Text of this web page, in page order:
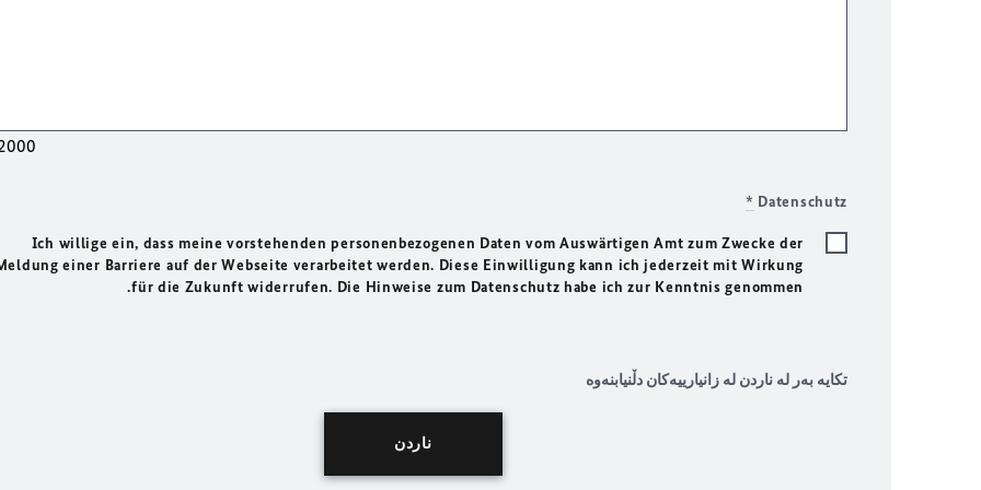
Datenschutz
*
Ich willige ein, dass meine vorstehenden personenbezogenen Daten vom Auswärtigen Amt zum Zwecke der
einer Barriere auf der Webseite verarbeitet werden. Diese Einwilligung kann ich jederzeit mit Wirkung
für die Zukunft widerrufen. Die Hinweise zum Datenschutz habe ich zur Kenntnis genommen.
تکایە بەر لە ناردن لە زانیارییەکان دڵنیابنەوە